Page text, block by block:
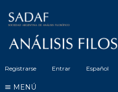
Registrarse Entrar Español
MENÚ